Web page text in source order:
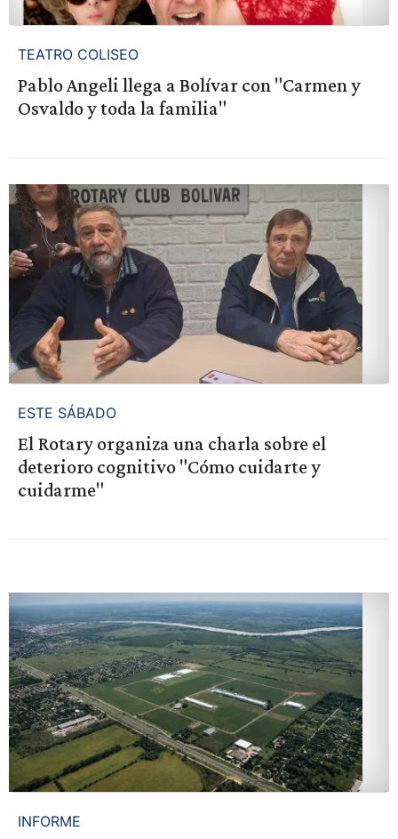
TEATRO COLISEO
Pablo Angeli llega a Bolívar con "Carmen y
Osvaldo y toda la familia"
ESTE SÁBADO
El Rotary organiza una charla sobre el
deterioro cognitivo "Cómo cuidarte y
cuidarme"
INFORME